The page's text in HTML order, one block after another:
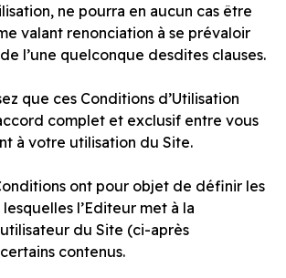
ne pourra en aucun cas être
valant renonciation à se prévaloir
l’une quelconque desdites clauses.
que ces Conditions d’Utilisation
complet et exclusif entre vous
à votre utilisation du Site.
ont pour objet de définir les
l’Editeur met à la
du Site (ci-après
contenus.